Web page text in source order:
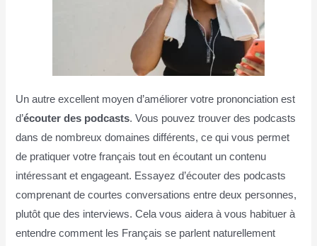
Un autre excellent moyen d’améliorer votre prononciation est
d’écouter des podcasts.Vous pouvez trouver des podcasts
dans de nombreux domaines différents, ce qui vous permet
de pratiquer votre français tout en écoutant un contenu
intéressant et engageant. Essayez d’écouter des podcasts
comprenant de courtes conversations entre deux personnes,
plutôt que des interviews. Cela vous aidera à vous habituer à
entendre comment les Français se parlent naturellement